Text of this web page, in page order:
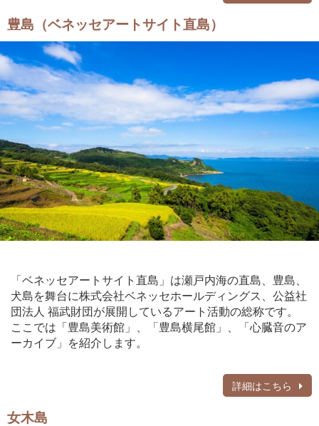
豊島（ベネッセアートサイト直島）
「ベネッセアートサイト直島」は瀬戸内海の直島、豊島、
犬島を舞台に株式会社ベネッセホールディングス、公益社
団法人 福武財団が展開しているアート活動の総称です。
ここでは「豊島美術館」、「豊島横尾館」、「心臓音のア
ーカイブ」を紹介します。
詳細はこちら
女木島